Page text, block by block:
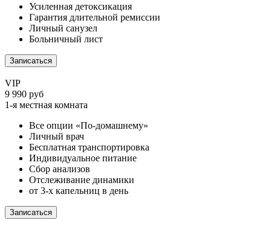
Усиленная детоксикация
Гарантия длительной ремиссии
Личный санузел
Больничный лист
Записаться
VIP
9 990 руб
1-я местная комната
Все опции «По-домашнему»
Личный врач
Бесплатная транспортировка
Индивидуальное питание
Сбор анализов
Отслеживание динамики
от 3-х капельниц в день
Записаться